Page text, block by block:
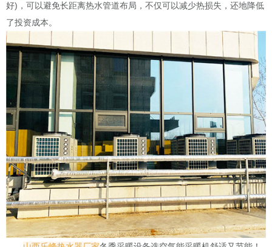
好)，可以避免长距离热水管道布局，不仅可以减少热损失，还地降低
了投资成本。